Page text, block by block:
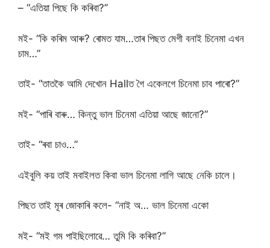
– “এতিয়া পিছে কি কৰিবা?”
মই- “কি কৰিম আৰু? ৰোমত যাম…তাৰ পিছত মেগী বনাই চিনেমা এখন
চাম…”
তাই- “তাতকৈ আমি দেখোন Hallত গৈ একেলগে চিনেমা চাব পাৰো?”
মই- “পাৰি বাৰু… কিন্তু ভাল চিনেমা এতিয়া আছে জানো?”
তাই- “ৰবা চাও…”
এইবুলি কয় তাই মবাইলত কিবা ভাল চিনেমা লাগি আছে নেকি চালে।
পিছত তাই মূৰ জোকাৰি কলে- “নাই অ… ভাল চিনেমা একো
মই- “মই গম পাইছিলোৱে… তুমি কি কৰিবা?”